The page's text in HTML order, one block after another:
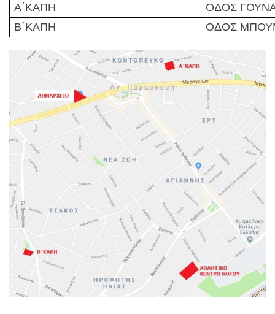
Α΄ΚΑΠΗ
ΟΔΟΣ
Β΄ΚΑΠΗ
ΟΔΟΣ